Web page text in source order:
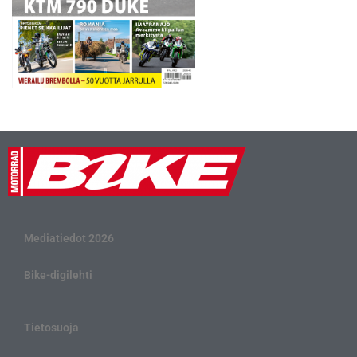
Mediatiedot 2026
Bike-digilehti
Tietosuoja